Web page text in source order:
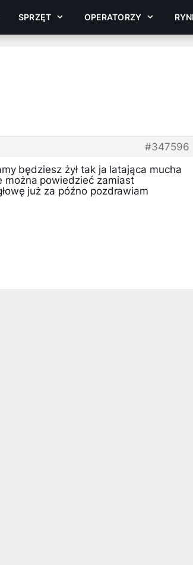
SPRZĘT OPERATORZY
#347596
będziesz żył tak ja latająca mucha
można powiedzieć zamiast
już za późno pozdrawiam